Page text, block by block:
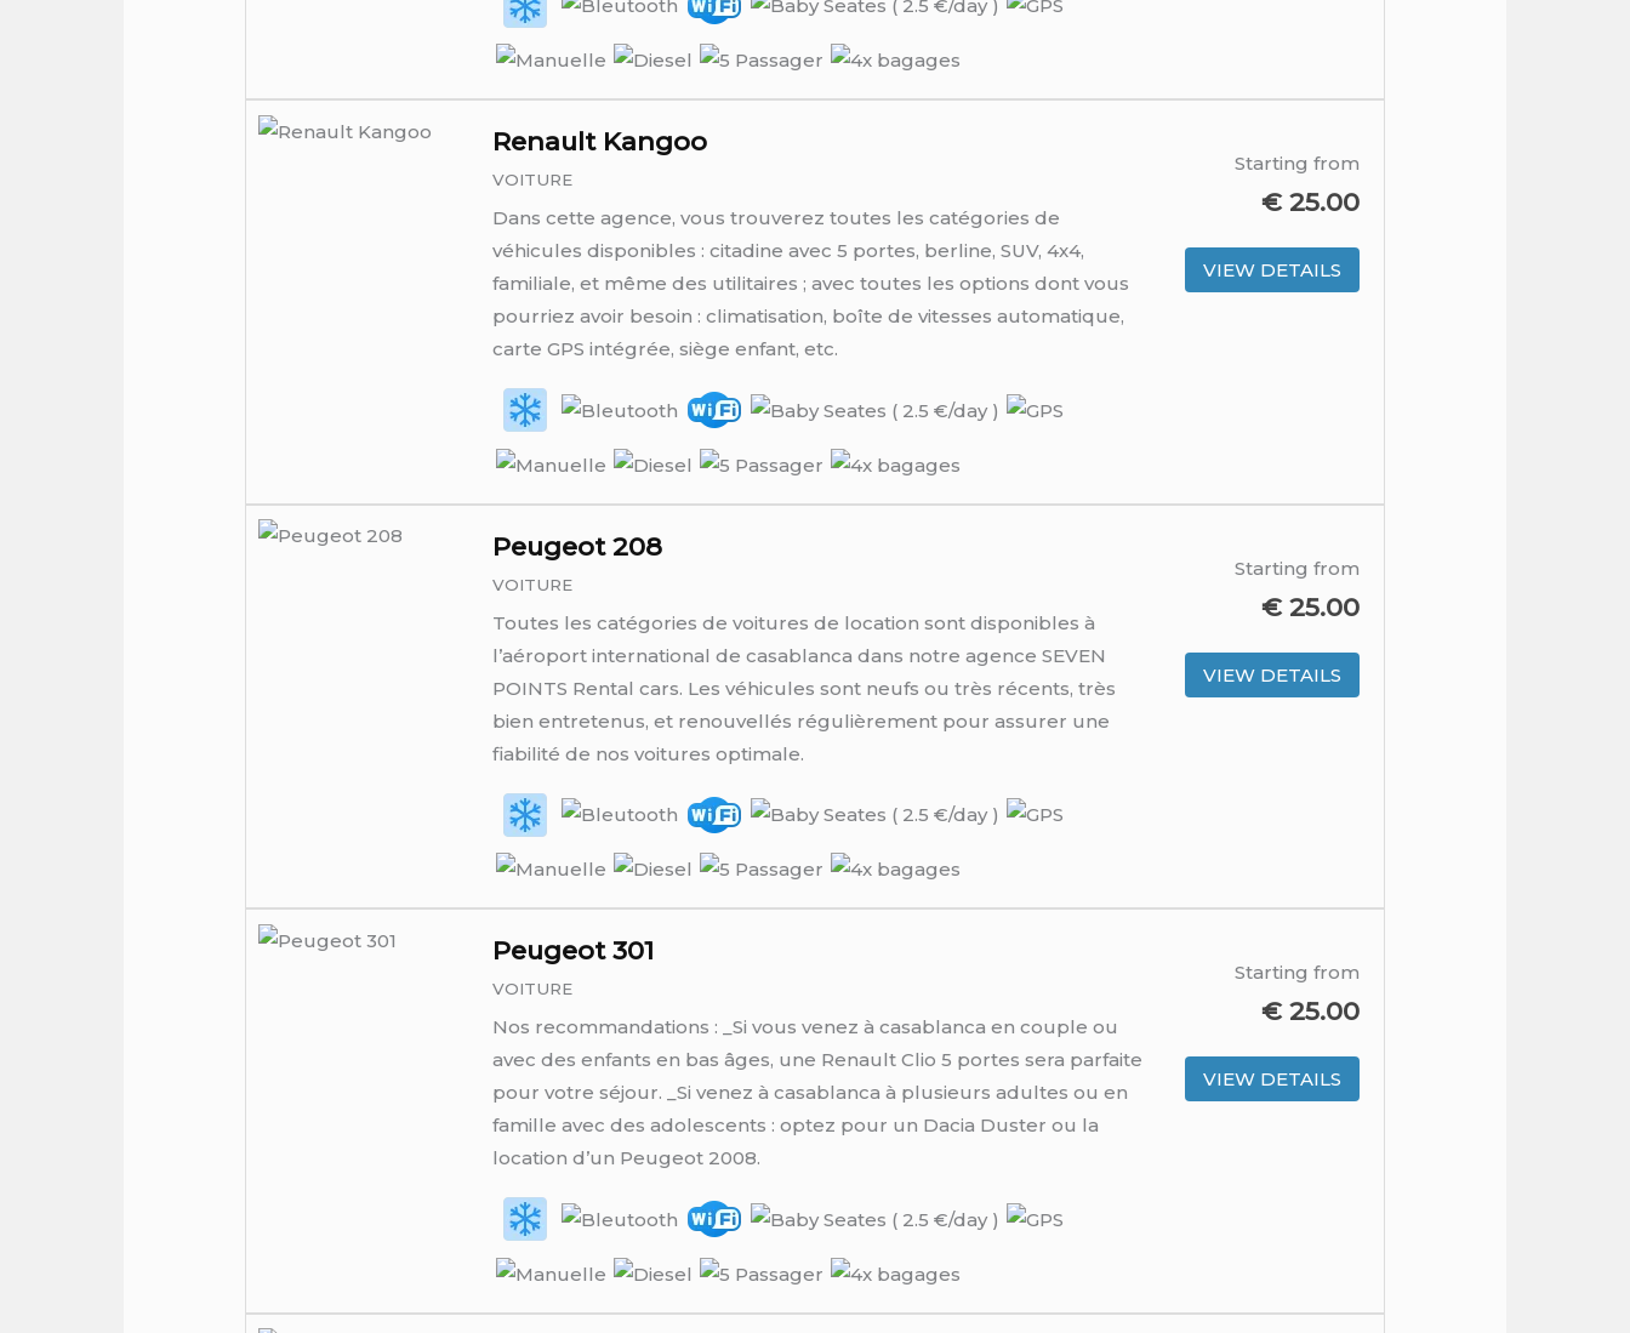
Renault Kangoo
VOITURE
Dans cette agence, vous trouverez toutes les catégories de
véhicules disponibles : citadine avec 5 portes, berline, SUV, 4x4,
familiale, et même des utilitaires ; avec toutes les options dont vous
pourriez avoir besoin : climatisation, boîte de vitesses automatique,
carte GPS intégrée, siège enfant, etc.
Starting from
€ 25.00
VIEW DETAILS
Peugeot 208
VOITURE
Toutes les catégories de voitures de location sont disponibles à
l’aéroport international de casablanca dans notre agence SEVEN
POINTS Rental cars. Les véhicules sont neufs ou très récents, très
bien entretenus, et renouvellés régulièrement pour assurer une
fiabilité de nos voitures optimale.
Starting from
€ 25.00
VIEW DETAILS
‏Peugeot 301
VOITURE
Nos recommandations : _Si vous venez à casablanca en couple ou
avec des enfants en bas âges, une Renault Clio 5 portes sera parfaite
pour votre séjour. _Si venez à casablanca à plusieurs adultes ou en
famille avec des adolescents : optez pour un Dacia Duster ou la
location d’un Peugeot 2008.
Starting from
€ 25.00
VIEW DETAILS